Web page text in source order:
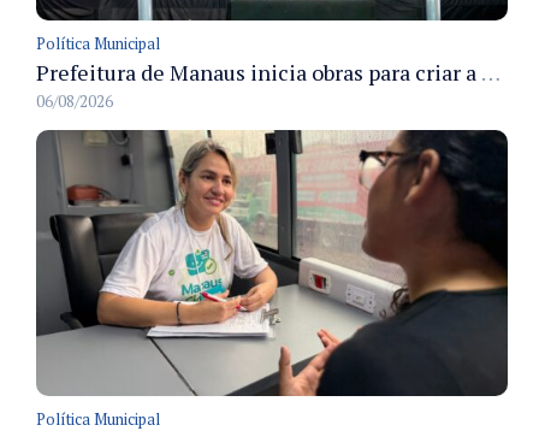
Política Municipal
Prefeitura de Manaus inicia obras para criar a primeira Rua Gastronômica de Manaus na Ferreira Pena
06/08/2026
Política Municipal